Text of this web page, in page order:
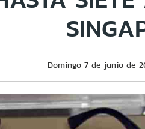
Domingo 7 de junio de